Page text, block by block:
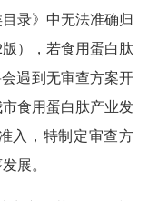
录》中无法准确归
），若食用蛋白肽
遇到无审查方案开
食用蛋白肽产业发
入，特制定审查方
展。